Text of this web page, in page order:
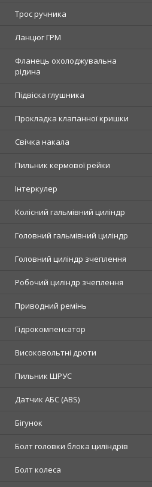
Трос ручника
Ланцюг ГРМ
Фланець охолоджувальна
рідина
Підвіска глушника
Прокладка клапанної кришки
Свічка накала
Пильник кермової рейки
Інтеркулер
Колісний гальмівний циліндр
Головний гальмівний циліндр
Головний циліндр зчеплення
Робочий циліндр зчеплення
Приводний ремінь
Гідрокомпенсатор
Високовольтні дроти
Пильник ШРУС
Датчик АБС (ABS)
Бігунок
Болт головки блока циліндрів
Болт колеса